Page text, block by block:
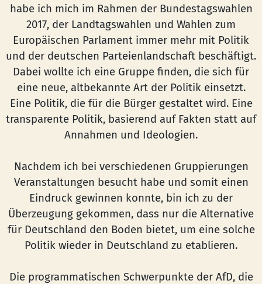
habe ich mich im Rahmen der Bundestagswahlen
2017, der Landtagswahlen und Wahlen zum
Europäischen Parlament immer mehr mit Politik
und der deutschen Parteienlandschaft beschäftigt.
Dabei wollte ich eine Gruppe finden, die sich für
eine neue, altbekannte Art der Politik einsetzt.
Eine Politik, die für die Bürger gestaltet wird. Eine
transparente Politik, basierend auf Fakten statt auf
Annahmen und Ideologien.
Nachdem ich bei verschiedenen Gruppierungen
Veranstaltungen besucht habe und somit einen
Eindruck gewinnen konnte, bin ich zu der
Überzeugung gekommen, dass nur die Alternative
für Deutschland den Boden bietet, um eine solche
Politik wieder in Deutschland zu etablieren.
Die programmatischen Schwerpunkte der AfD, die